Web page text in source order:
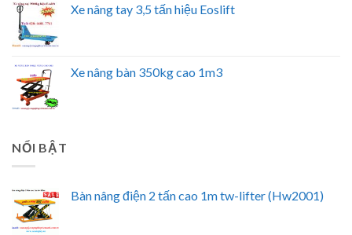
Xe nâng tay 3,5 tấn hiệu Eoslift
Xe nâng bàn 350kg cao 1m3
NỔI BẬT
Bàn nâng điện 2 tấn cao 1m tw-lifter (Hw2001)